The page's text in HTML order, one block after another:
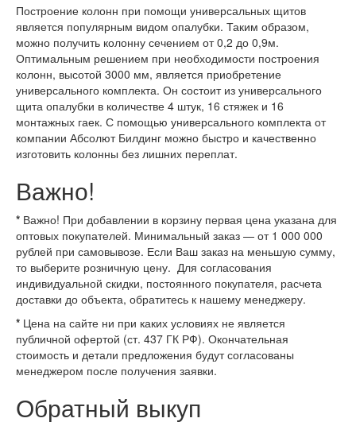
Построение колонн при помощи универсальных щитов
является популярным видом опалубки. Таким образом,
можно получить колонну сечением от 0,2 до 0,9м.
Оптимальным решением при необходимости построения
колонн, высотой 3000 мм, является приобретение
универсального комплекта. Он состоит из универсального
щита опалубки в количестве 4 штук, 16 стяжек и 16
монтажных гаек. С помощью универсального комплекта от
компании Абсолют Билдинг можно быстро и качественно
изготовить колонны без лишних переплат.
Важно!
* Важно! При добавлении в корзину первая цена указана для
оптовых покупателей. Минимальный заказ — от 1 000 000
рублей при самовывозе. Если Ваш заказ на меньшую сумму,
то выберите розничную цену. Для согласования
индивидуальной скидки, постоянного покупателя, расчета
доставки до объекта, обратитесь к нашему менеджеру.
* Цена на сайте ни при каких условиях не является
публичной офертой (ст. 437 ГК РФ). Окончательная
стоимость и детали предложения будут согласованы
менеджером после получения заявки.
Обратный выкуп